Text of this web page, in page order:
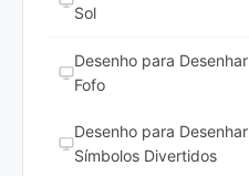
Sol
Desenho para
Fofo
Desenho para
Símbolos Divertidos